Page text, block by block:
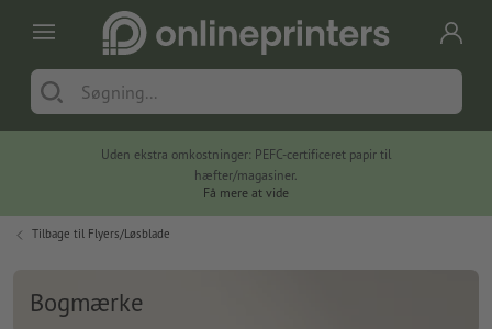
Uden ekstra omkostninger: PEFC-certificeret papir til
hæfter/magasiner.
Få mere at vide
Tilbage til Flyers/Løsblade
Bogmærke